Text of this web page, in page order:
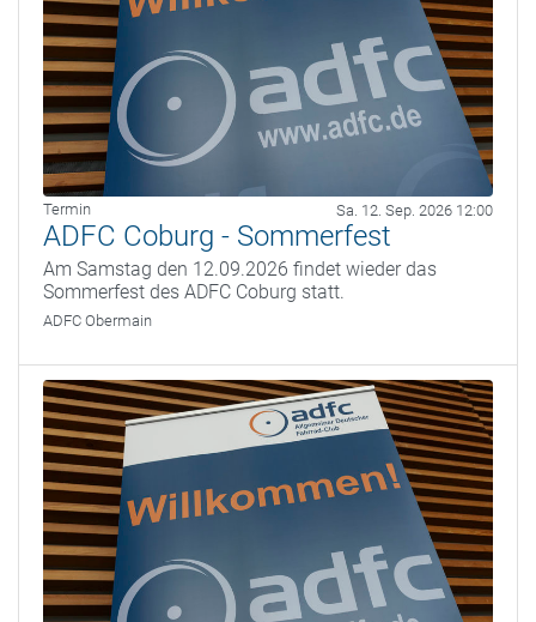
Termin Sa. 12. Sep. 2026 12:00
ADFC Coburg - Sommerfest
Am Samstag den 12.09.2026 findet wieder das
Sommerfest des ADFC Coburg statt.
ADFC Obermain